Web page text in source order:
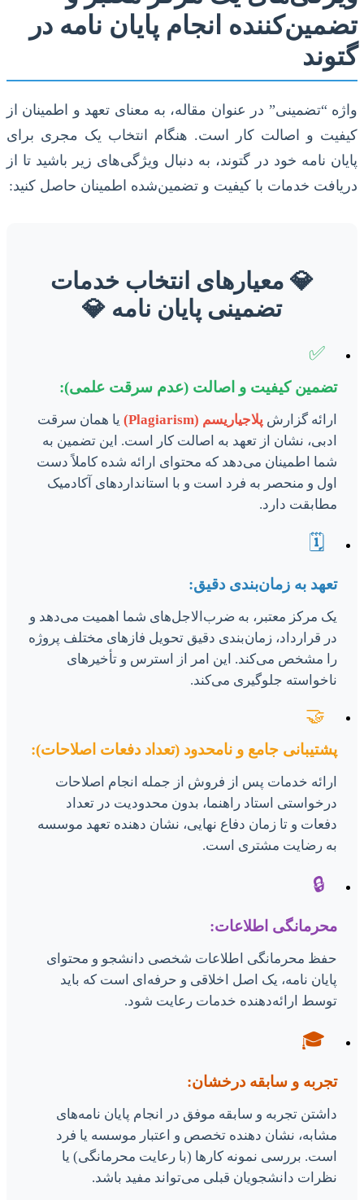
تضمین‌کننده انجام پایان نامه در
گتوند
واژه “تضمینی” در عنوان مقاله، به معنای تعهد و اطمینان از
کیفیت و اصالت کار است. هنگام انتخاب یک مجری برای
پایان نامه خود در گتوند، به دنبال ویژگی‌های زیر باشید تا از
دریافت خدمات با کیفیت و تضمین‌شده اطمینان حاصل کنید:
💎 معیارهای انتخاب خدمات
تضمینی پایان نامه 💎
✅
تضمین کیفیت و اصالت (عدم سرقت علمی):
ارائه گزارش پلاجیاریسم (Plagiarism)
یا همان سرقت
ادبی، نشان از تعهد به اصالت کار است. این تضمین به
شما اطمینان می‌دهد که محتوای ارائه شده کاملاً دست
اول و منحصر به فرد است و با استانداردهای آکادمیک
مطابقت دارد.
🗓️
تعهد به زمان‌بندی دقیق:
یک مرکز معتبر، به ضرب‌الاجل‌های شما اهمیت می‌دهد و
در قرارداد، زمان‌بندی دقیق تحویل فازهای مختلف پروژه
را مشخص می‌کند. این امر از استرس و تأخیرهای
ناخواسته جلوگیری می‌کند.
🤝
پشتیبانی جامع و نامحدود (تعداد دفعات اصلاحات):
ارائه خدمات پس از فروش از جمله انجام اصلاحات
درخواستی استاد راهنما، بدون محدودیت در تعداد
دفعات و تا زمان دفاع نهایی، نشان دهنده تعهد موسسه
به رضایت مشتری است.
🔒
محرمانگی اطلاعات:
حفظ محرمانگی اطلاعات شخصی دانشجو و محتوای
پایان نامه، یک اصل اخلاقی و حرفه‌ای است که باید
توسط ارائه‌دهنده خدمات رعایت شود.
🎓
تجربه و سابقه درخشان:
داشتن تجربه و سابقه موفق در انجام پایان نامه‌های
مشابه، نشان دهنده تخصص و اعتبار موسسه یا فرد
است. بررسی نمونه کارها (با رعایت محرمانگی) یا
نظرات دانشجویان قبلی می‌تواند مفید باشد.